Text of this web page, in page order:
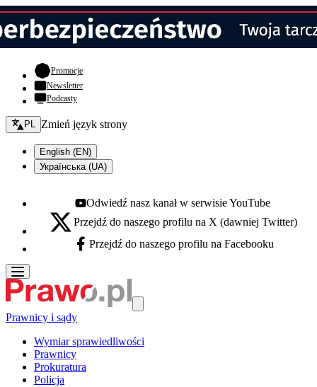
Promocje- otwiera się w nowej karcie
Newsletter
Podcasty
Zmień język - bieżący:
PL Zmień język strony
English (EN)
Українська (UA)
Youtube - otwiera się w nowej karcie
Odwiedź nasz kanał w serwisie YouTube
X - otwiera się w nowej karcie
Przejdź do naszego profilu na X (dawniej Twitter)
Facebook - otwiera się w nowej karcie
Przejdź do naszego profilu na Facebooku
Prawnicy i sądy
Wymiar sprawiedliwości
Prawnicy
Prokuratura
Policja